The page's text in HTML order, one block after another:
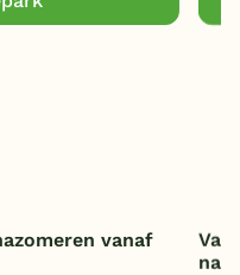
vanaf